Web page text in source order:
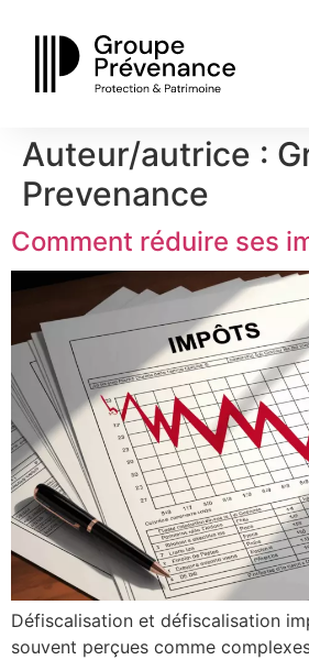
Auteur/autrice :
Prevenance
Comment réduire ses
Défiscalisation et défiscalisation
souvent perçues comme